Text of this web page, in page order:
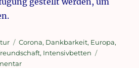
Schlagwörter
Corona, Dankbarkeit, Europa,
, Intensivbetten
zu